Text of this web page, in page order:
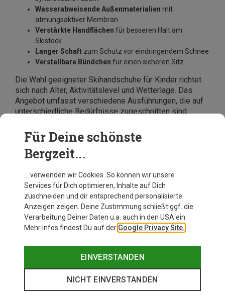
Wasserabweisende Außenmaterialien mit
atmungsaktiver Membran
Verstärkte Handflächen für besseren Halt am
Skistock
Langer Schaft zum Schutz vor eindringendem Schnee
Verstellbare Bündchen für einen sicheren Sitz
Die Wahl geeigneter Skihandschuhe für Kinder richtet
sich nach Alter, Aktivitätslevel und Wetterlage. Das
Angebot umfasst verschiedene Ausführungen, die auf
unterschiedliche Bedürfnisse zugeschnitten sind.
warme Skihandschuhe. Schau Dich bei Bergzeit im
Onlineshop um. Hier findest Du eine große Auswahl
passender Kinder-Skihandschuhe für verschiedene
Altersstufen, Einsatzbereiche und Wetterlagen.
Für Deine schönste
Bergzeit...
… verwenden wir Cookies. So können wir unsere
Services für Dich optimieren, Inhalte auf Dich
zuschneiden und dir entsprechend personalisierte
Anzeigen zeigen. Deine Zustimmung schließt ggf. die
Verarbeitung Deiner Daten u.a. auch in den USA ein.
Mehr Infos findest Du auf der Google Privacy Site.
EINVERSTANDEN
NICHT EINVERSTANDEN